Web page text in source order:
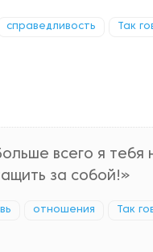
справедливость Так
всего я тебя
за собой!»
отношения Так